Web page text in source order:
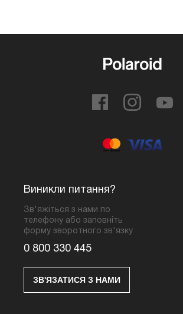
Виникли питання?
Зв'яжіться з нами по
телефону або заповніть
форму зворотного зв'язку
0 800 330 445
ЗВ'ЯЗАТИСЯ З НАМИ